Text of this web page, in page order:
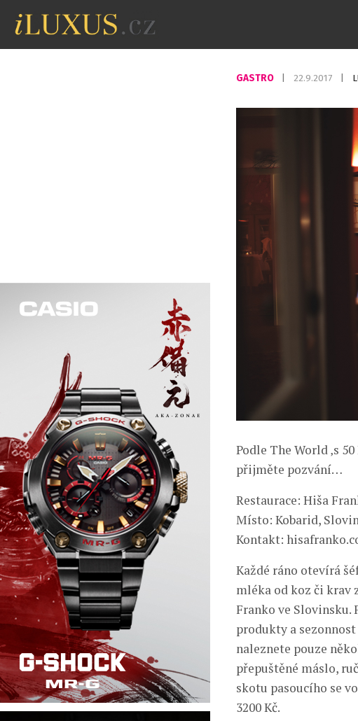
GASTRO 22.9.2017
Podle The World ‚s
přijměte pozvání…
Restaurace: Hiša
Místo: Kobarid,
Kontakt:
Každé ráno otevírá
mléka od koz či krav
Franko ve Slovinsku.
produkty a
naleznete pouze
přepuštěné máslo,
skotu pasoucího se
3200 Kč.